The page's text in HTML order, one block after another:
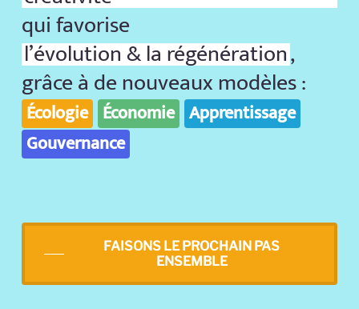
qui favorise
l’évolution & la régénération,
grâce à de nouveaux modèles :
Écologie Économie Apprentissage
Gouvernance
FAISONS LE PROCHAIN PAS
ENSEMBLE